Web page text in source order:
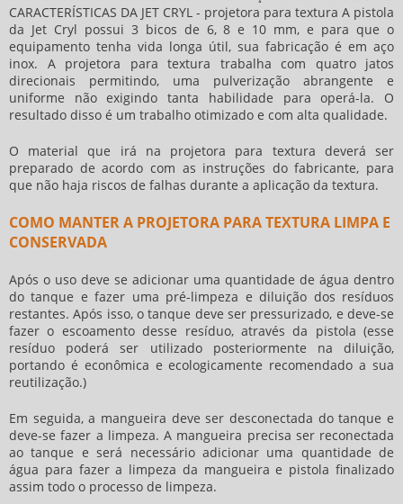
CARACTERÍSTICAS DA JET CRYL - projetora para textura A pistola
da Jet Cryl possui 3 bicos de 6, 8 e 10 mm, e para que o
equipamento tenha vida longa útil, sua fabricação é em aço
inox. A projetora para textura trabalha com quatro jatos
direcionais permitindo, uma pulverização abrangente e
uniforme não exigindo tanta habilidade para operá-la. O
resultado disso é um trabalho otimizado e com alta qualidade.
O material que irá na projetora para textura deverá ser
preparado de acordo com as instruções do fabricante, para
que não haja riscos de falhas durante a aplicação da textura.
COMO MANTER A PROJETORA PARA TEXTURA LIMPA E
CONSERVADA
Após o uso deve se adicionar uma quantidade de água dentro
do tanque e fazer uma pré-limpeza e diluição dos resíduos
restantes. Após isso, o tanque deve ser pressurizado, e deve-se
fazer o escoamento desse resíduo, através da pistola (esse
resíduo poderá ser utilizado posteriormente na diluição,
portando é econômica e ecologicamente recomendado a sua
reutilização.)
Em seguida, a mangueira deve ser desconectada do tanque e
deve-se fazer a limpeza. A mangueira precisa ser reconectada
ao tanque e será necessário adicionar uma quantidade de
água para fazer a limpeza da mangueira e pistola finalizado
assim todo o processo de limpeza.